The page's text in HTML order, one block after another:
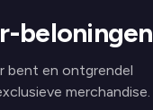
beloningen
bent en ontgrendel
merchandise.